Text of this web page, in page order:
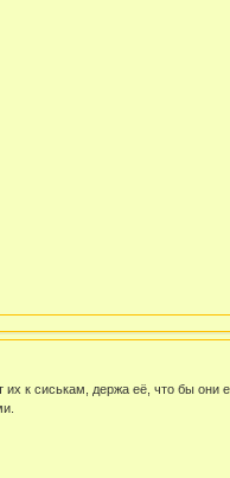
к сиськам, держа её, что бы они